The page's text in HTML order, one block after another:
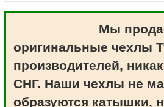
Мы
оригинальные чехлы
производителей,
СНГ. Наши чехлы не
образуются катышки,